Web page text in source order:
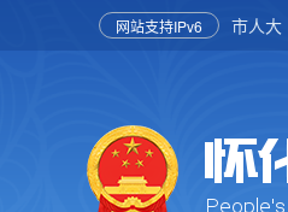
网站支持IPv6 市人大